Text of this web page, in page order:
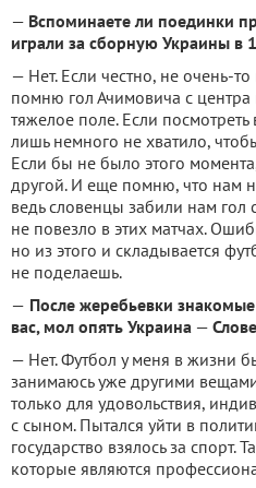
— Вспоминаете ли поединки
играли за сборную Украины в
— Нет. Если честно, не очень-
помню гол Ачимовича с
тяжелое поле. Если
лишь немного не хватило,
Если бы не было этого
другой. И еще помню, что нам
ведь словенцы забили нам гол
не повезло в этих матчах.
но из этого и складывается
не поделаешь.
— После жеребьевки
вас, мол опять Украина —
— Нет. Футбол у меня в жизни
занимаюсь уже другими
только для удовольствия,
с сыном. Пытался уйти в
государство взялось за спорт.
которые являются